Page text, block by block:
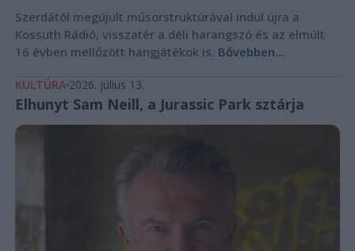
Szerdától megújult műsorstruktúrával indul újra a
Kossuth Rádió, visszatér a déli harangszó és az elmúlt
16 évben mellőzött hangjátékok is. Bővebben...
KULTÚRA 2026. július 13.
Elhunyt Sam Neill, a Jurassic Park sztárja